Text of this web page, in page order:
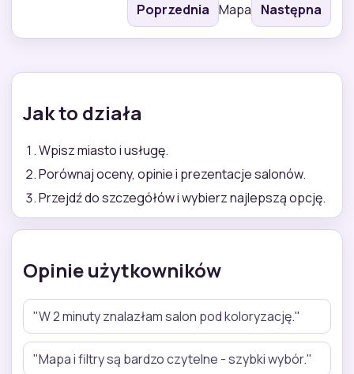
Poprzednia Mapa Następna
Jak to działa
Wpisz miasto i usługę.
Porównaj oceny, opinie i prezentacje salonów.
Przejdź do szczegółów i wybierz najlepszą opcję.
Opinie użytkowników
"W 2 minuty znalazłam salon pod koloryzację."
"Mapa i filtry są bardzo czytelne - szybki wybór."